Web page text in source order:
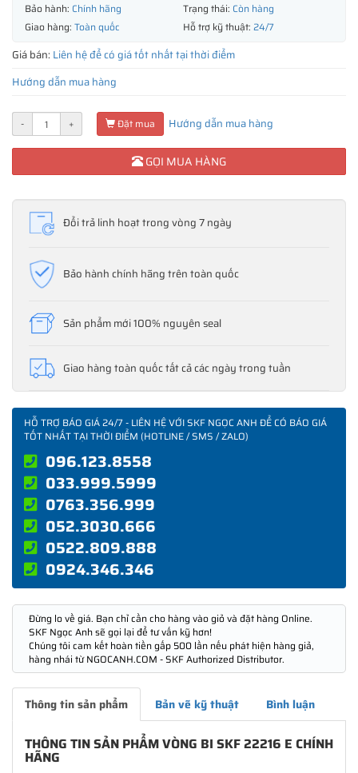
Bảo hành: Chính hãng Trạng thái: Còn hàng
Giao hàng: Toàn quốc Hỗ trợ kỹ thuật: 24/7
Giá bán: Liên hệ để có giá tốt nhất tại thời điểm
Hướng dẫn mua hàng
- + Đặt mua Hướng dẫn mua hàng
GỌI MUA HÀNG
Đổi trả linh hoạt trong vòng 7 ngày
Bảo hành chính hãng trên toàn quốc
Sản phẩm mới 100% nguyên seal
Giao hàng toàn quốc tất cả các ngày trong tuần
HỖ TRỢ BÁO GIÁ 24/7 - LIÊN HỆ VỚI SKF NGỌC ANH ĐỂ CÓ BÁO GIÁ
TỐT NHẤT TẠI THỜI ĐIỂM (HOTLINE / SMS / ZALO)
096.123.8558
033.999.5999
0763.356.999
052.3030.666
0522.809.888
0924.346.346
Đừng lo về giá. Bạn chỉ cần cho hàng vào giỏ và đặt hàng Online.
SKF Ngọc Anh sẽ gọi lại để tư vấn kỹ hơn!
Chúng tôi cam kết hoàn tiền gấp 500 lần nếu phát hiện hàng giả,
hàng nhái từ NGOCANH.COM - SKF Authorized Distributor.
Thông tin sản phẩm Bản vẽ kỹ thuật Bình luận
THÔNG TIN SẢN PHẨM VÒNG BI SKF 22216 E CHÍNH
HÃNG